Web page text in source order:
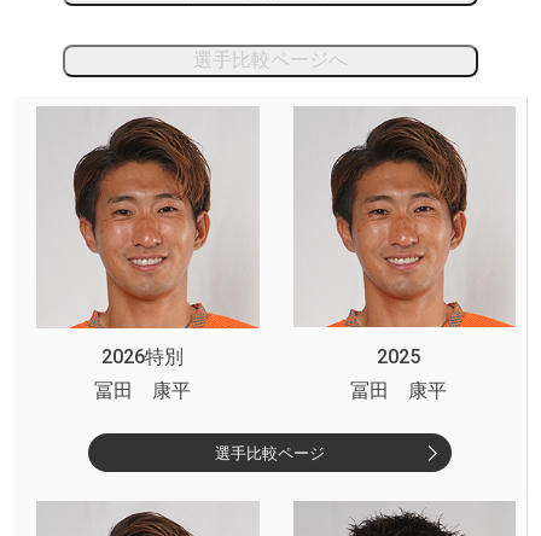
選手比較ページへ
2026特別
2025
冨田 康平
冨田 康平
選手比較ページ